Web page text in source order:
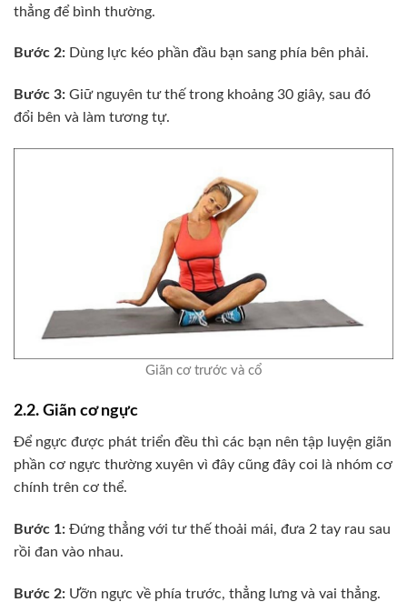
thẳng để bình thường.
Bước 2: Dùng lực kéo phần đầu bạn sang phía bên phải.
Bước 3: Giữ nguyên tư thế trong khoảng 30 giây, sau đó
đổi bên và làm tương tự.
Giãn cơ trước và cổ
2.2. Giãn cơ ngực
Để ngực được phát triển đều thì các bạn nên tập luyện giãn
phần cơ ngực thường xuyên vì đây cũng đây coi là nhóm cơ
chính trên cơ thể.
Bước 1: Đứng thẳng với tư thế thoải mái, đưa 2 tay rau sau
rồi đan vào nhau.
Bước 2: Ưỡn ngực về phía trước, thẳng lưng và vai thẳng.